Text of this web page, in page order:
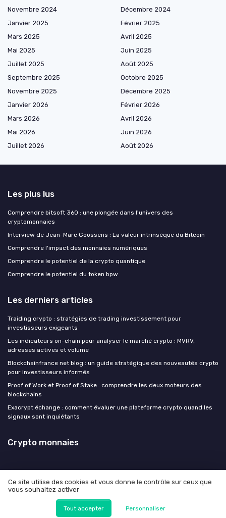
Novembre 2024
Décembre 2024
Janvier 2025
Février 2025
Mars 2025
Avril 2025
Mai 2025
Juin 2025
Juillet 2025
Août 2025
Septembre 2025
Octobre 2025
Novembre 2025
Décembre 2025
Janvier 2026
Février 2026
Mars 2026
Avril 2026
Mai 2026
Juin 2026
Juillet 2026
Août 2026
Les plus lus
Comprendre bitsoft 360 : une plongée dans l'univers des
cryptomonnaies
Interview de Jean-Marc Goossens : La valeur intrinsèque du Bitcoin
Comprendre l'impact des monnaies numériques
Comprendre le potentiel de la crypto quantique
Comprendre le potentiel du token bpw
Les derniers articles
Traiding crypto : stratégies de trading investissement pour
investisseurs exigeants
Les indicateurs on-chain pour analyser le marché crypto : MVRV,
adresses actives et volume
Blockchainfrance net blog : un guide stratégique des nouveautés crypto
pour investisseurs informés
Proof of Work et Proof of Stake : comprendre les deux moteurs des
blockchains
Exacrypt échange : comment évaluer une plateforme crypto quand les
signaux sont inquiétants
Crypto monnaies
Mentions légales
© Crypto monnaies 2026
Ce site utilise des cookies et vous donne le contrôle sur ceux que
vous souhaitez activer
Tout accepter Personnaliser